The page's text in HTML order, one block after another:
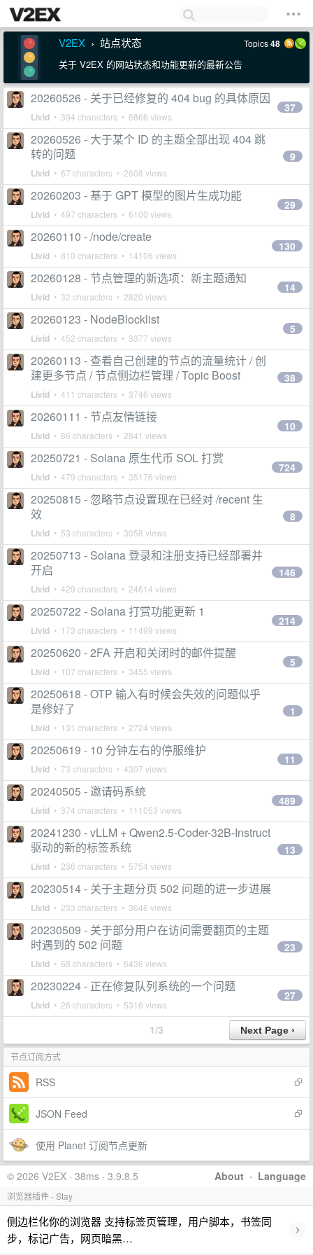
V2EX › 站点状态 Topics48
关于 V2EX 的网站状态和功能更新的最新公告
20260526 - 关于已经修复的 404 bug 的具体原因
Livid • 394 characters • 6866 views
37
20260526 - 大于某个 ID 的主题全部出现 404 跳
转的问题
Livid • 67 characters • 2608 views
9
20260203 - 基于 GPT 模型的图片生成功能
Livid • 497 characters • 6100 views
29
20260110 - /node/create
Livid • 810 characters • 14106 views
130
20260128 - 节点管理的新选项：新主题通知
Livid • 32 characters • 2820 views
14
20260123 - NodeBlocklist
Livid • 452 characters • 3377 views
5
20260113 - 查看自己创建的节点的流量统计 / 创
建更多节点 / 节点侧边栏管理 / Topic Boost
Livid • 411 characters • 3746 views
38
20260111 - 节点友情链接
Livid • 86 characters • 2841 views
10
20250721 - Solana 原生代币 SOL 打赏
Livid • 479 characters • 35176 views
724
20250815 - 忽略节点设置现在已经对 /recent 生
效
Livid • 53 characters • 3058 views
8
20250713 - Solana 登录和注册支持已经部署并
开启
Livid • 429 characters • 24614 views
146
20250722 - Solana 打赏功能更新 1
Livid • 173 characters • 11499 views
214
20250620 - 2FA 开启和关闭时的邮件提醒
Livid • 107 characters • 3455 views
5
20250618 - OTP 输入有时候会失效的问题似乎
是修好了
Livid • 131 characters • 2724 views
1
20250619 - 10 分钟左右的停服维护
Livid • 73 characters • 4307 views
11
20240505 - 邀请码系统
Livid • 374 characters • 111053 views
489
20241230 - vLLM + Qwen2.5-Coder-32B-Instruct
驱动的新的标签系统
Livid • 236 characters • 5754 views
13
20230514 - 关于主题分页 502 问题的进一步进展
Livid • 233 characters • 3646 views
20230509 - 关于部分用户在访问需要翻页的主题
时遇到的 502 问题
Livid • 68 characters • 6436 views
23
20230224 - 正在修复队列系统的一个问题
Livid • 26 characters • 5316 views
27
1/3
节点订阅方式
RSS
JSON Feed
使用 Planet 订阅节点更新
About · Language
© 2026 V2EX · 38ms · 3.9.8.5
浏览器插件 - Stay
侧边栏化你的浏览器 支持标签页管理，用户脚本，书签同
步，标记广告，网页暗黑…
›